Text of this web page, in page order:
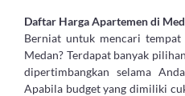
Daftar Harga Apartemen di
Berniat untuk mencari
Medan? Terdapat banyak
dipertimbangkan selama
Apabila budget yang dimiliki